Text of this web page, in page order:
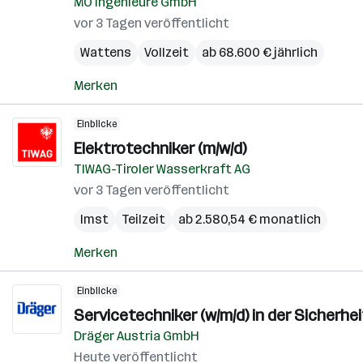
vor 3 Tagen veröffentlicht
Wattens
Vollzeit ab 68.600 € jährlich
Merken
Einblicke
Elektrotechniker (m/w/d)
TIWAG-Tiroler Wasserkraft AG
vor 3 Tagen veröffentlicht
Imst
Teilzeit ab 2.580,54 € monatlich
Merken
Einblicke
Servicetechniker (w/m/d) in der
Dräger Austria GmbH
Heute veröffentlicht